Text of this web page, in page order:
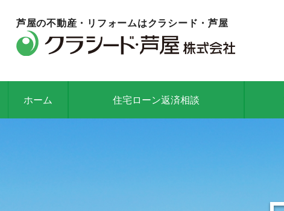
芦屋の不動産・リフォームはクラシード・芦屋
ホーム 住宅ローン返済相談